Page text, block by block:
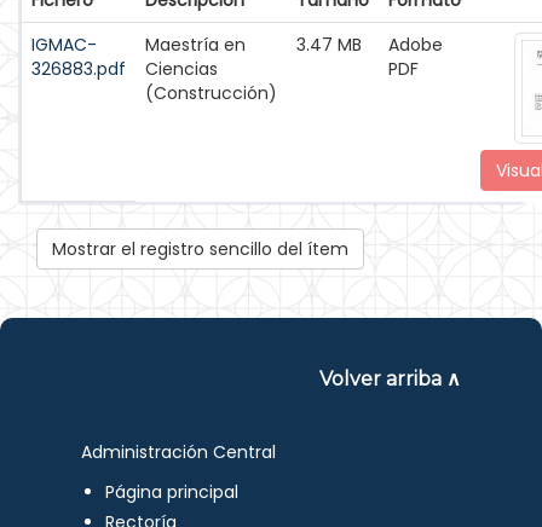
IGMAC-
326883.pdf
Maestría en
Ciencias
(Construcción)
3.47 MB
Adobe
PDF
Mostrar el registro sencillo del ítem
Volver arriba ∧
Administración Central
Página principal
Rectoría